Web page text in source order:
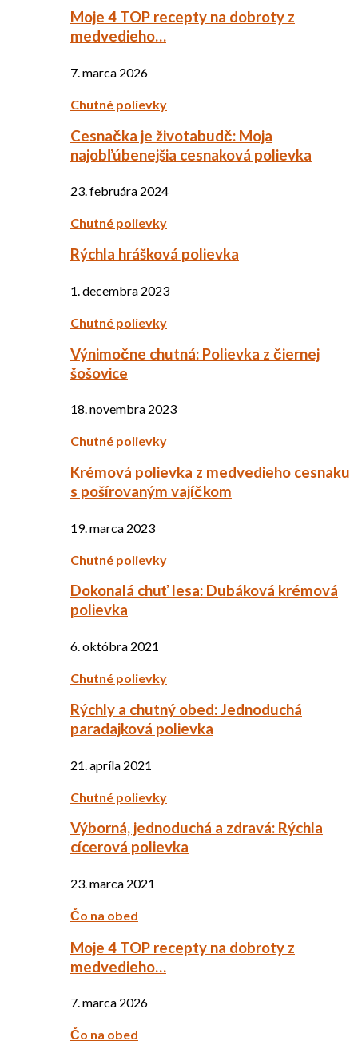
Moje 4 TOP recepty na dobroty z
medvedieho…
7. marca 2026
Chutné polievky
Cesnačka je životabudč: Moja
najobľúbenejšia cesnaková polievka
23. februára 2024
Chutné polievky
Rýchla hrášková polievka
1. decembra 2023
Chutné polievky
Výnimočne chutná: Polievka z čiernej
šošovice
18. novembra 2023
Chutné polievky
Krémová polievka z medvedieho cesnaku
s pošírovaným vajíčkom
19. marca 2023
Chutné polievky
Dokonalá chuť lesa: Dubáková krémová
polievka
6. októbra 2021
Chutné polievky
Rýchly a chutný obed: Jednoduchá
paradajková polievka
21. apríla 2021
Chutné polievky
Výborná, jednoduchá a zdravá: Rýchla
cícerová polievka
23. marca 2021
Čo na obed
Moje 4 TOP recepty na dobroty z
medvedieho…
7. marca 2026
Čo na obed